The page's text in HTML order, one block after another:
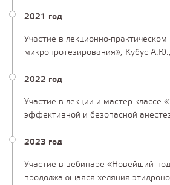
2021 год
Участие в лекционно-
микропротезирования», Кубус
2022 год
Участие в лекции и мастер-классе
эффективной и безопасной
2023 год
Участие в вебинаре «Новейший
продолжающаяся хеляция-